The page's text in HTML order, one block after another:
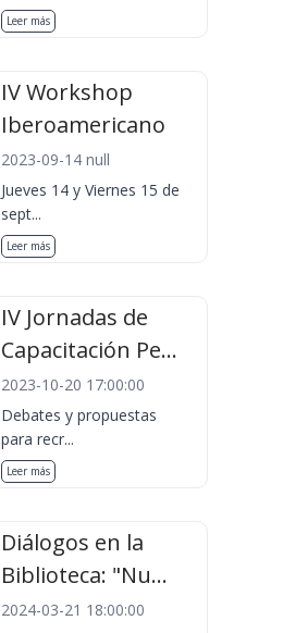
Leer más
IV Workshop
Iberoamericano
2023-09-14 null
Jueves 14 y Viernes 15 de
sept...
Leer más
IV Jornadas de
Capacitación Pe...
2023-10-20 17:00:00
Debates y propuestas
para recr...
Leer más
Diálogos en la
Biblioteca: "Nu...
2024-03-21 18:00:00